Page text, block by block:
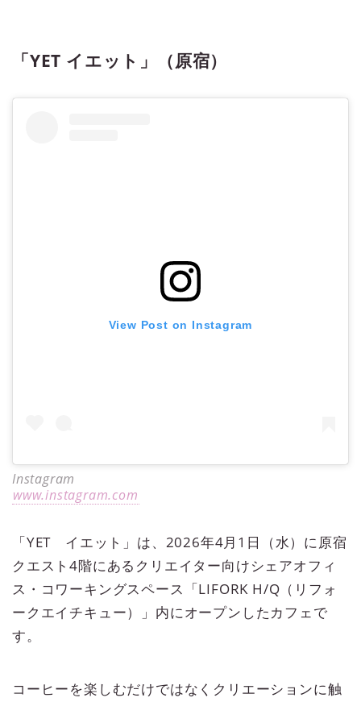
「YET イエット」（原宿）
View Post on Instagram
Instagram
www.instagram.com
「YET イエット」は、2026年4月1日（水）に原宿
クエスト4階にあるクリエイター向けシェアオフィ
ス・コワーキングスペース「LIFORK H/Q（リフォ
ークエイチキュー）」内にオープンしたカフェで
す。
コーヒーを楽しむだけではなくクリエーションに触